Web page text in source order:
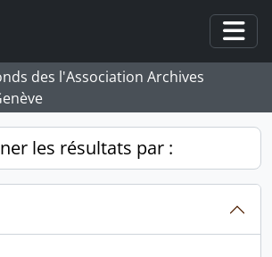
des l'Association Archives
les résultats par :